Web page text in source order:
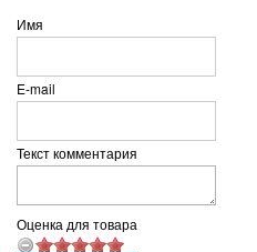
Имя
E-mail
Текст комментария
Оценка для товара